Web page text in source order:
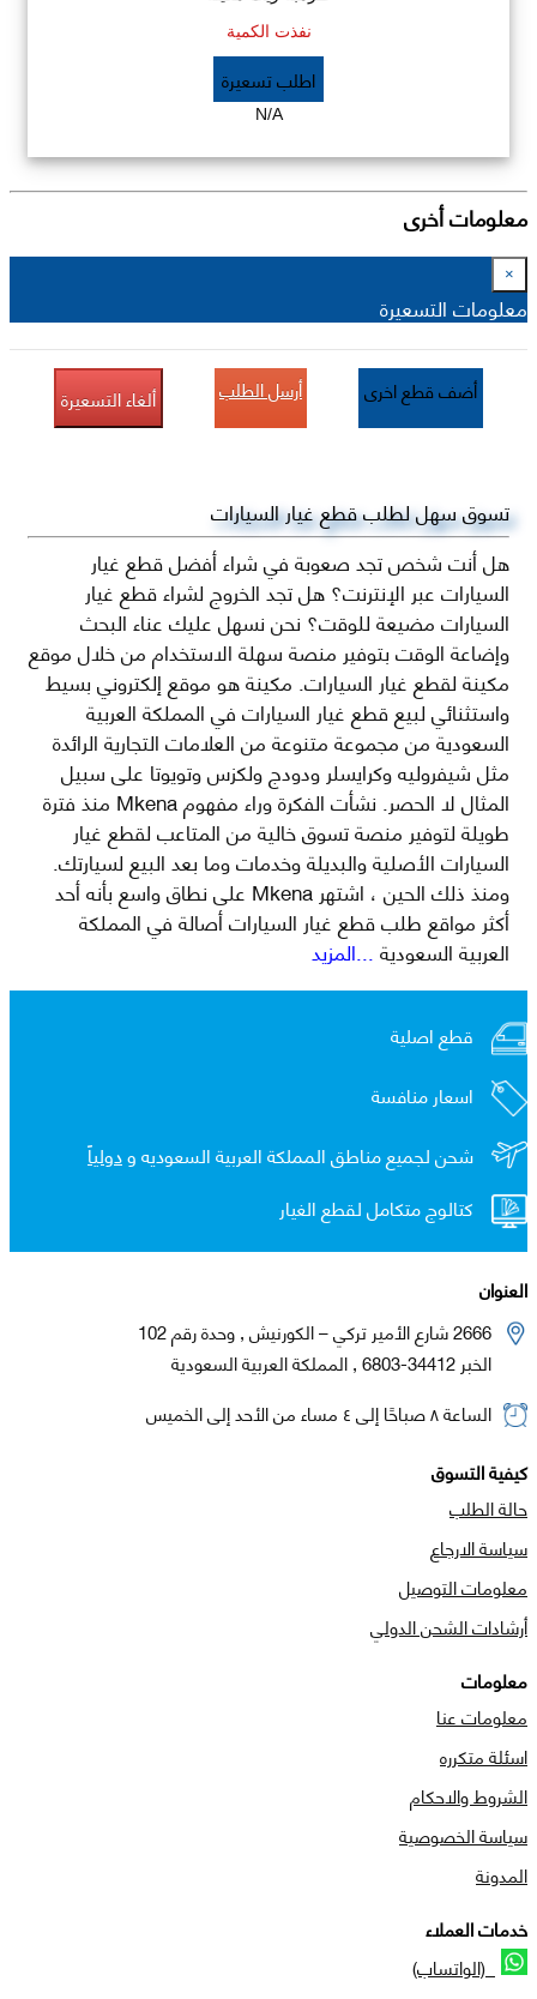
نفذت الكمية
اطلب تسعيرة
N/A
معلومات أخرى
×
معلومات التسعيرة
أضف قطع اخرى أرسل الطلب ألغاء التسعيرة
تسوق سهل لطلب قطع غيار السيارات
هل أنت شخص تجد صعوبة في شراء أفضل قطع غيار
السيارات عبر الإنترنت؟ هل تجد الخروج لشراء قطع غيار
السيارات مضيعة للوقت؟ نحن نسهل عليك عناء البحث
وإضاعة الوقت بتوفير منصة سهلة الاستخدام من خلال موقع
مكينة لقطع غيار السيارات. مكينة هو موقع إلكتروني بسيط
واستثنائي لبيع قطع غيار السيارات في المملكة العربية
السعودية من مجموعة متنوعة من العلامات التجارية الرائدة
مثل شيفروليه وكرايسلر ودودج ولكزس وتويوتا على سبيل
المثال لا الحصر. نشأت الفكرة وراء مفهوم Mkena منذ فترة
طويلة لتوفير منصة تسوق خالية من المتاعب لقطع غيار
السيارات الأصلية والبديلة وخدمات وما بعد البيع لسيارتك.
ومنذ ذلك الحين ، اشتهر Mkena على نطاق واسع بأنه أحد
أكثر مواقع طلب قطع غيار السيارات أصالة في المملكة
العربية السعودية...المزيد
قطع اصلية
اسعار منافسة
شحن لجميع مناطق المملكة العربية السعوديه ودولياً
كتالوج متكامل لقطع الغيار
العنوان
2666 شارع الأمير تركي – الكورنيش , وحدة رقم 102
الخبر 34412-6803 , المملكة العربية السعودية
الساعة ٨ صباحًا إلى ٤ مساء من الأحد إلى الخميس
كيفية التسوق
حالة الطلب
سياسة الارجاع
معلومات التوصيل
أرشادات الشحن الدولي
معلومات
معلومات عنا
اسئلة متكرره
الشروط والاحكام
سياسة الخصوصية
المدونة
خدمات العملاء
(الواتساب)